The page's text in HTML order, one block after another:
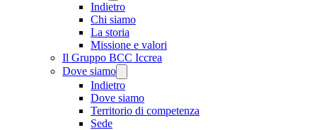
Indietro
Chi siamo
La storia
Missione e valori
Il Gruppo BCC Iccrea
Dove siamo
Indietro
Dove siamo
Territorio di competenza
Sede